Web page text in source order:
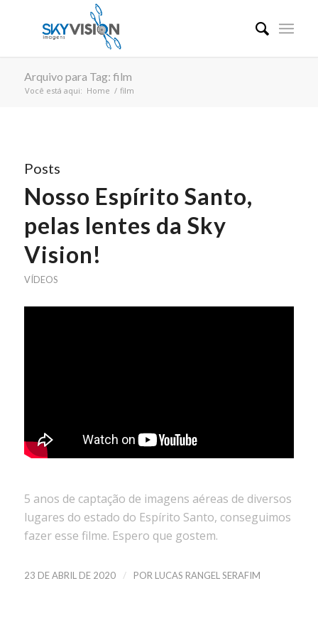
Arquivo para Tag: film
Você está aqui: Home / film
Posts
Nosso Espírito Santo,
pelas lentes da Sky
Vision!
VÍDEOS
5 anos de captação de imagens aéreas de diversos
lugares do estado do Espírito Santo, conseguimos
fazer esse filme. Espero que gostem.
23 DE ABRIL DE 2020 / POR LUCAS RANGEL SERAFIM